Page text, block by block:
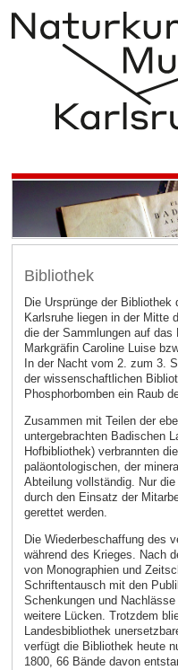
Bibliothek
Die Ursprünge der
Karlsruhe liegen in der Mitte
die der Sammlungen auf
Markgräfin Caroline Luise
In der Nacht vom 2. zum 3.
der wissenschaftlichen
Phosphorbomben ein Raub
Zusammen mit Teilen der
untergebrachten Badischen
Hofbibliothek) verbrannten
paläontologischen, der
Abteilung vollständig. Nur
durch den Einsatz der
gerettet werden.
Die Wiederbeschaffung des
während des Krieges. Nach
von Monographien und
Schriftentausch mit den
Schenkungen und
weitere Lücken. Trotzdem
Landesbibliothek
verfügt die Bibliothek heute
1800, 66 Bände davon